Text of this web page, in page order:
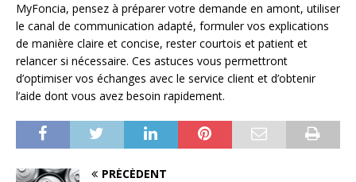
MyFoncia, pensez à préparer votre demande en amont, utiliser
le canal de communication adapté, formuler vos explications
de manière claire et concise, rester courtois et patient et
relancer si nécessaire. Ces astuces vous permettront
d’optimiser vos échanges avec le service client et d’obtenir
l’aide dont vous avez besoin rapidement.
PRÉCÉDENT